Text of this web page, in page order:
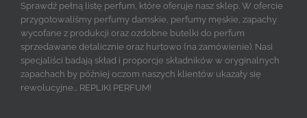
Sprawdź pełną listę perfum, które oferuje nasz sklep. W ofercie
przygotowaliśmy perfumy damskie, perfumy męskie, zapachy
wycofane z produkcji oraz ozdobne butelki do perfum
sprzedawane detalicznie oraz hurtowo (na zamówienie). Nasi
specjaliści badają skład i proporcje składników w oryginalnych
zapachach by później oczom naszych klientów ukazały się
rewolucyjne... REPLIKI PERFUM!